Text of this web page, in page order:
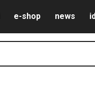
e-shop news